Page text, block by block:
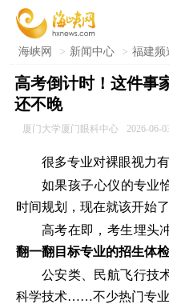
海峡网 > 新闻中心 > 福建频
高考倒计时！这件事
还不晚
厦门大学厦门眼科中心 2026-06-
很多专业对裸眼视力有
如果孩子心仪的专业
时间规划，现在就该开始了
高考在即，考生埋头
翻一翻目标专业的招生体检
公安类、民航飞行技
科学技术……不少热门专业